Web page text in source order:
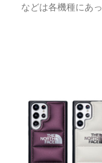
などは各機種にあ